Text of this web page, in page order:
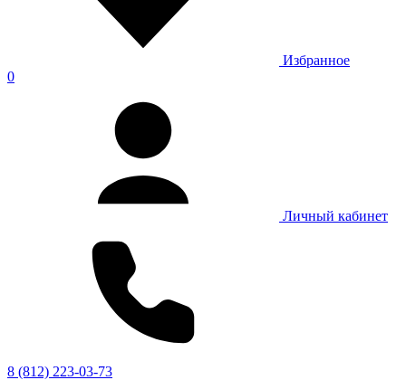
Избранное
0
Личный кабинет
8 (812) 223-03-73